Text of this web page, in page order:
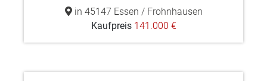
in 45147 Essen / Frohnhausen
Kaufpreis 141.000 €